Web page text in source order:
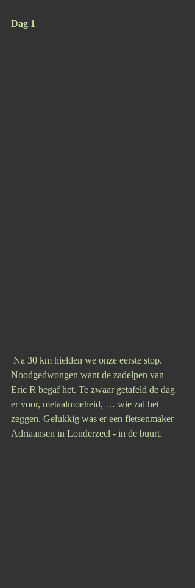
Dag 1
Noodgedwongen want de zadelpen van
Eric R begaf het. Te zwaar getafeld de dag
er voor, metaalmoeheid, … wie zal het
zeggen. Gelukkig was er een fietsenmaker –
Adriaansen in Londerzeel - in de buurt.